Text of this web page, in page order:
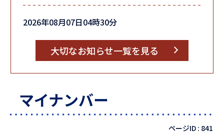
2026年08月07日04時30分
大切なお知らせ一覧を見る
マイナンバー
ページID : 841